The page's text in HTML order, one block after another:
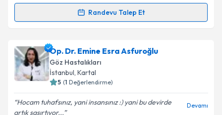
Randevu Talep Et
Randevu Takvimi Talebi
Op. Dr. Murat Ünaliçin randevu takvimi talebi
oluşturun. Size bu uzmandan randevu almanız için bir
takvim hazırlandığında e-posta ile bilgilendireceğiz.
Op. Dr. Emine Esra Asfuroğlu
Göz Hastalıkları
İstanbul, Kartal
5 (1 Değerlendirme)
Hocam tuhafsınız, yani insansınız :) yani bu devirde
artık şaşırtıyor...
Devamı